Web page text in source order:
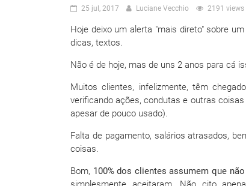
25 jul, 2017 Luciane Vecchio 2191 views
Hoje deixo um alerta "mais direto" sobre
dicas, textos.
Não é de hoje, mas de uns 2 anos para cá
Muitos clientes, infelizmente, têm
verificando ações, condutas e outras
apesar de pouco usado).
Falta de pagamento, salários atrasados,
coisas.
Bom, 100% dos clientes assumem que